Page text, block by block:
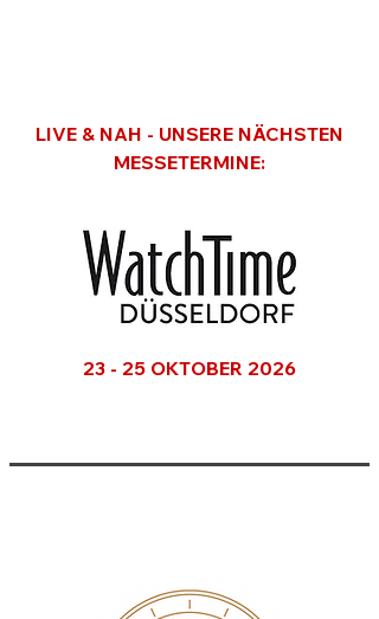
LIVE & NAH - UNSERE NÄCHSTEN
MESSETERMINE:
23 - 25 OKTOBER 2026